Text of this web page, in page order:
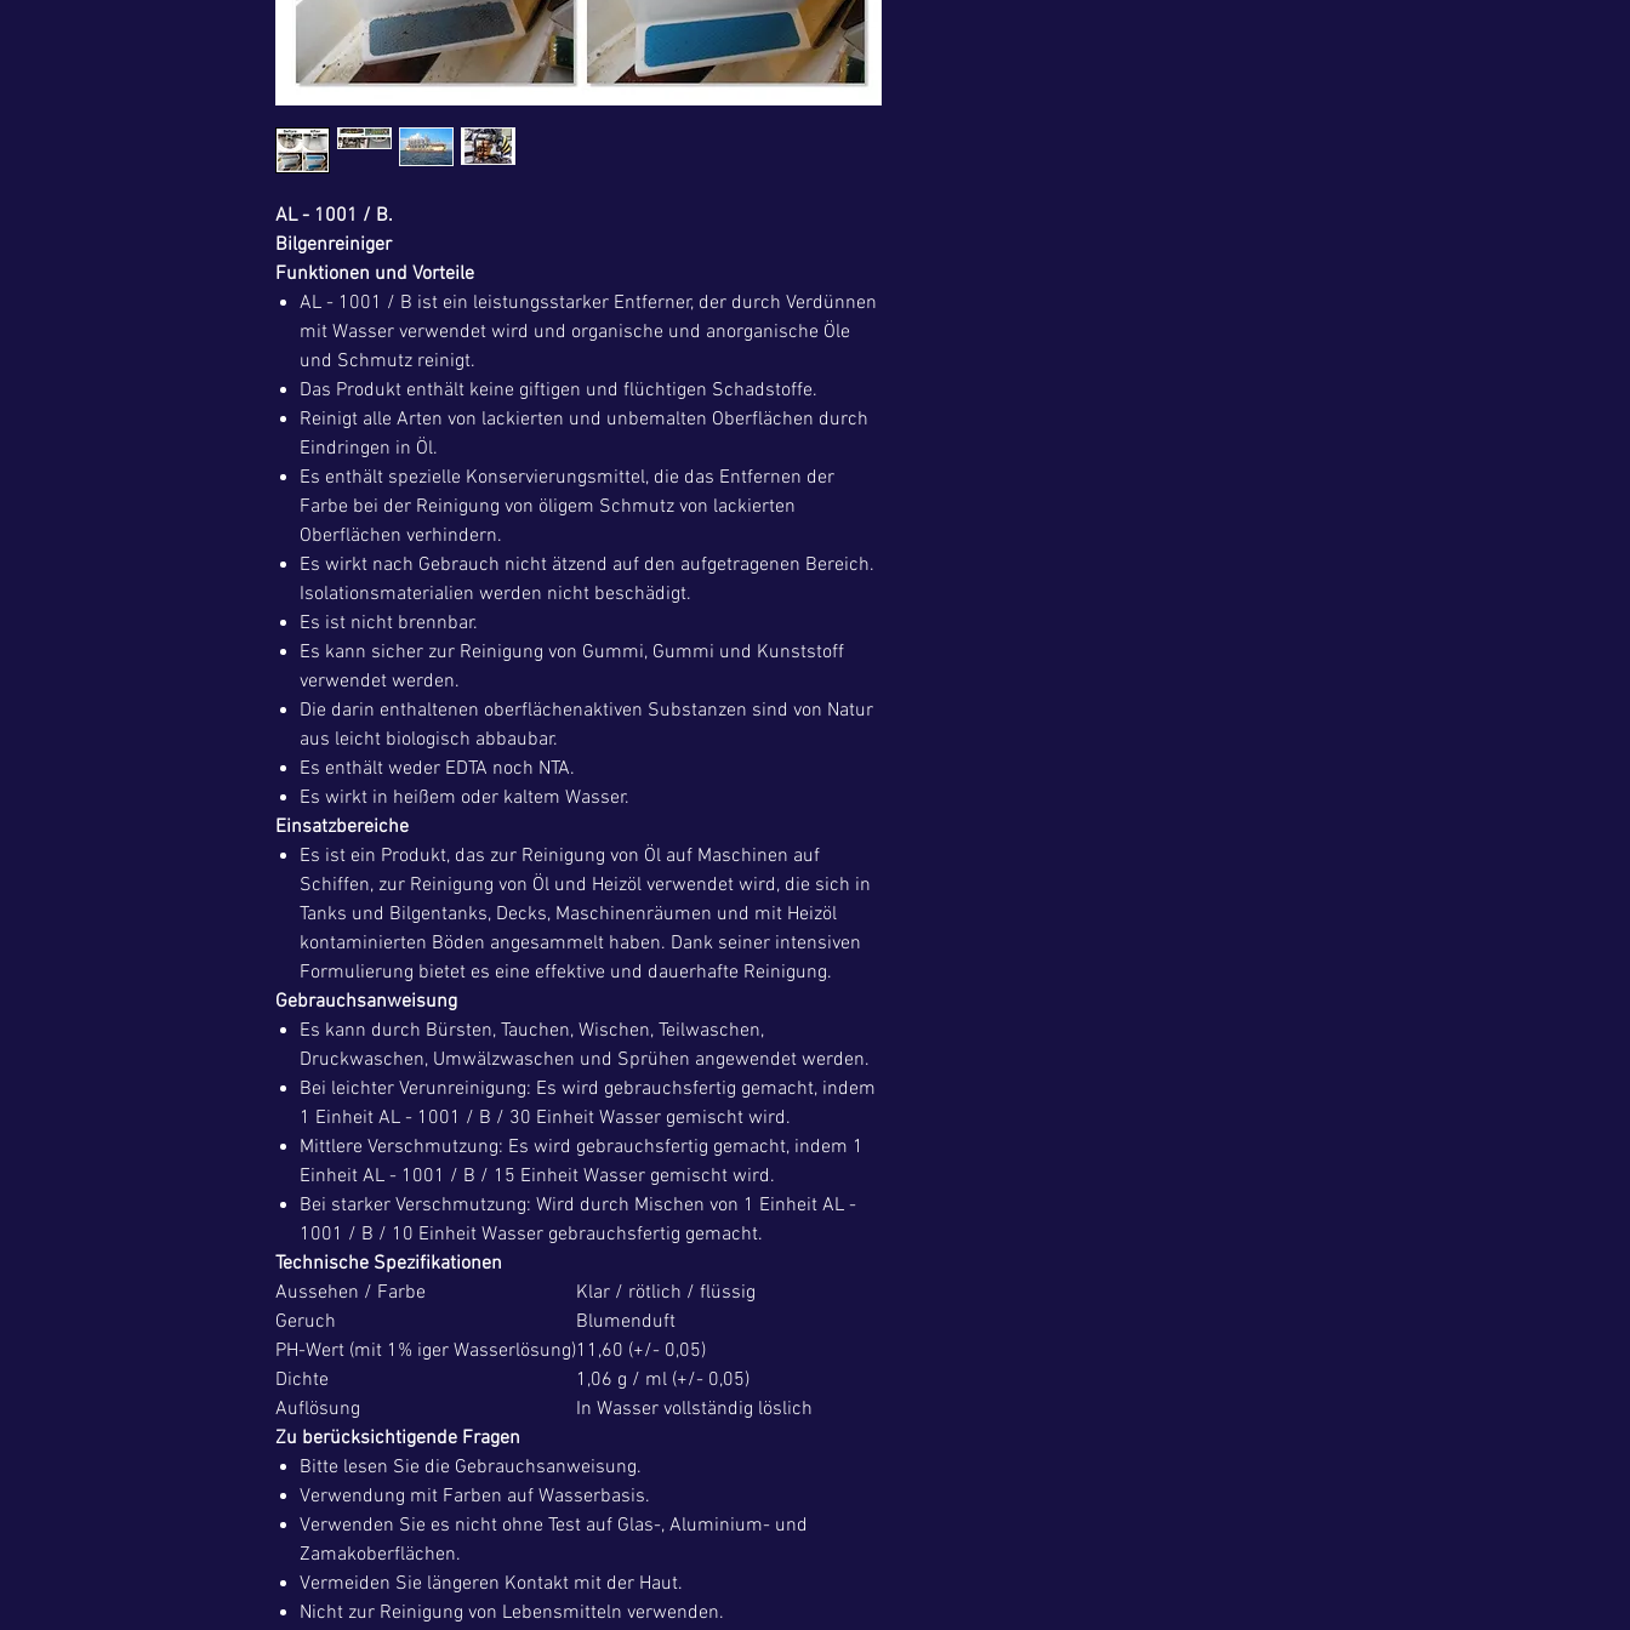
AL - 1001 / B.
Bilgenreiniger
Funktionen und Vorteile
AL - 1001 / B ist ein leistungsstarker Entferner, der durch Verdünnen
mit Wasser verwendet wird und organische und anorganische Öle
und Schmutz reinigt.
Das Produkt enthält keine giftigen und flüchtigen Schadstoffe.
Reinigt alle Arten von lackierten und unbemalten Oberflächen durch
Eindringen in Öl.
Es enthält spezielle Konservierungsmittel, die das Entfernen der
Farbe bei der Reinigung von öligem Schmutz von lackierten
Oberflächen verhindern.
Es wirkt nach Gebrauch nicht ätzend auf den aufgetragenen Bereich.
Isolationsmaterialien werden nicht beschädigt.
Es ist nicht brennbar.
Es kann sicher zur Reinigung von Gummi, Gummi und Kunststoff
verwendet werden.
Die darin enthaltenen oberflächenaktiven Substanzen sind von Natur
aus leicht biologisch abbaubar.
Es enthält weder EDTA noch NTA.
Es wirkt in heißem oder kaltem Wasser.
Einsatzbereiche
Es ist ein Produkt, das zur Reinigung von Öl auf Maschinen auf
Schiffen, zur Reinigung von Öl und Heizöl verwendet wird, die sich in
Tanks und Bilgentanks, Decks, Maschinenräumen und mit Heizöl
kontaminierten Böden angesammelt haben. Dank seiner intensiven
Formulierung bietet es eine effektive und dauerhafte Reinigung.
Gebrauchsanweisung
Es kann durch Bürsten, Tauchen, Wischen, Teilwaschen,
Druckwaschen, Umwälzwaschen und Sprühen angewendet werden.
Bei leichter Verunreinigung: Es wird gebrauchsfertig gemacht, indem
1 Einheit AL - 1001 / B / 30 Einheit Wasser gemischt wird.
Mittlere Verschmutzung: Es wird gebrauchsfertig gemacht, indem 1
Einheit AL - 1001 / B / 15 Einheit Wasser gemischt wird.
Bei starker Verschmutzung: Wird durch Mischen von 1 Einheit AL -
1001 / B / 10 Einheit Wasser gebrauchsfertig gemacht.
Technische Spezifikationen
Aussehen / Farbe
Klar / rötlich / flüssig
Geruch
Blumenduft
PH-Wert (mit 1% iger Wasserlösung)11,60 (+/- 0,05)
Dichte
1,06 g / ml (+/- 0,05)
Auflösung
In Wasser vollständig löslich
Zu berücksichtigende Fragen
Bitte lesen Sie die Gebrauchsanweisung.
Verwendung mit Farben auf Wasserbasis.
Verwenden Sie es nicht ohne Test auf Glas-, Aluminium- und
Zamakoberflächen.
Vermeiden Sie längeren Kontakt mit der Haut.
Nicht zur Reinigung von Lebensmitteln verwenden.